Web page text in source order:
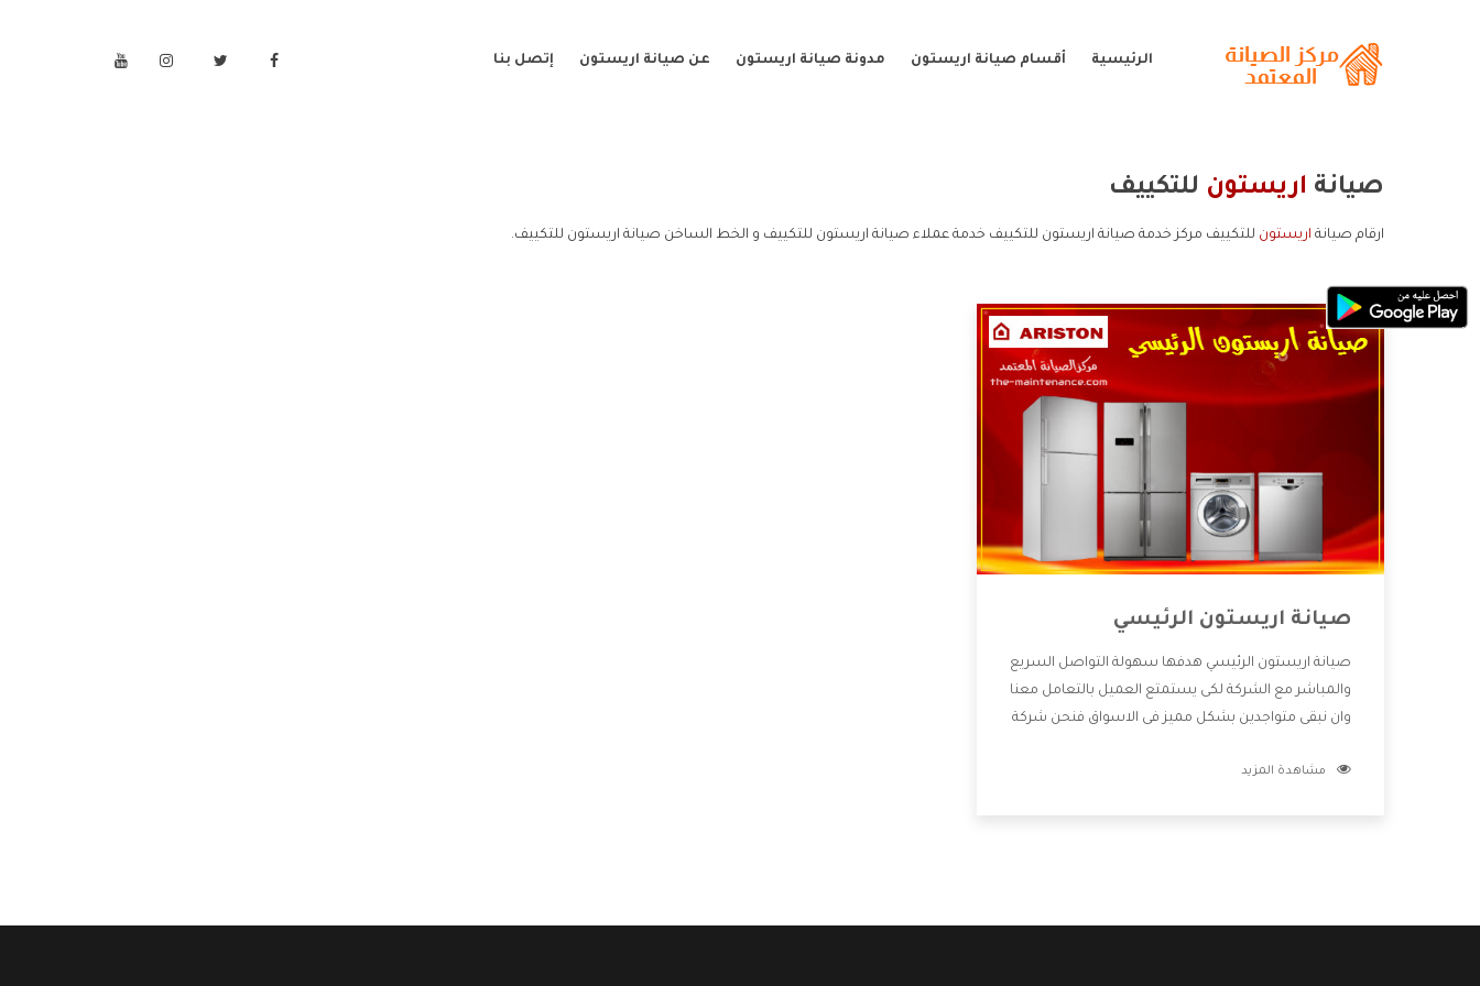
الرئيسية أقسام صيانة اريستون مدونة صيانة اريستون عن صيانة اريستون إتصل بنا
صيانة اريستون للتكييف
ارقام صيانة اريستون للتكييف مركز خدمة صيانة اريستون للتكييف خدمة عملاء صيانة اريستون للتكييف و الخط الساخن صيانة اريستون للتكييف.
صيانة اريستون الرئيسي
صيانة اريستون الرئيسي هدفها سهولة التواصل السريع
والمباشر مع الشركة لكى يستمتع العميل بالتعامل معنا
وان نبقى متواجدين بشكل مميز فى الاسواق فنحن شركة
بالخدمات التى تنفرد الشركة بها والتى تكون منها خدمة
مشاهدة المزيد